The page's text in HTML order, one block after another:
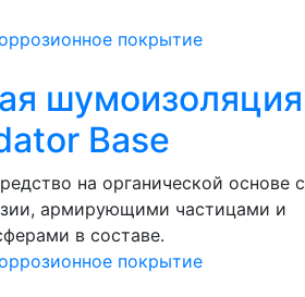
шумоизоляция
Base
на органической основе с
армирующими частицами и
в составе.